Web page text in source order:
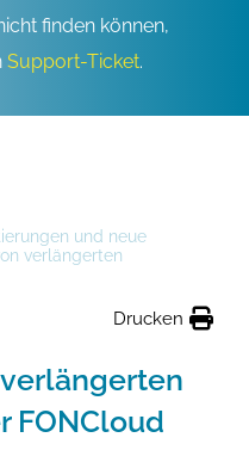
finden können,
Support-Ticket.
und neue
verlängerten
Drucken
FONCloud